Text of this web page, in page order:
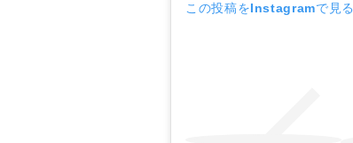
この投稿をInstagramで見る